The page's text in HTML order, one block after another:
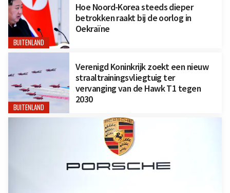
BUITENLAND
Hoe Noord-Korea steeds dieper
betrokken raakt bij de oorlog in
Oekraïne
BUITENLAND
Verenigd Koninkrijk zoekt een nieuw
straaltrainingsvliegtuig ter
vervanging van de Hawk T1 tegen
2030